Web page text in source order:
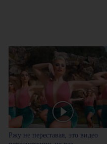
Ржу не переставая, это видео